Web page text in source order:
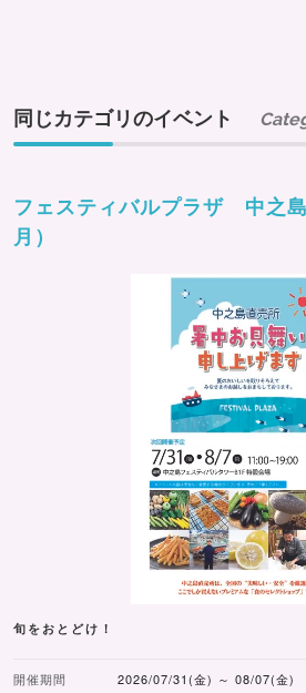
同じカテゴリのイベント
フェスティバルプラザ 中之
月）
旬をおとどけ！
開催期間 2026/07/31(金) ～ 08/07(金)